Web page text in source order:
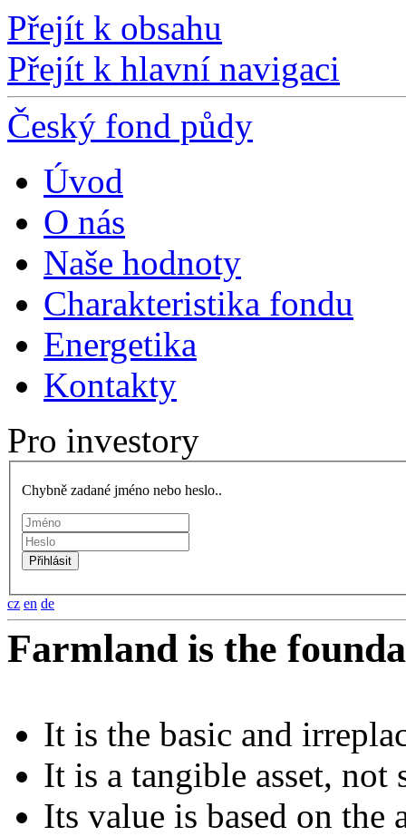
Přejít k obsahu
Přejít k hlavní navigaci
Český fond půdy
Úvod
O nás
Naše hodnoty
Charakteristika fondu
Energetika
Kontakty
Pro investory
Chybně zadané jméno nebo heslo..
cz en de
Farmland is the
It is the basic and
It is a tangible asset,
Its value is based on